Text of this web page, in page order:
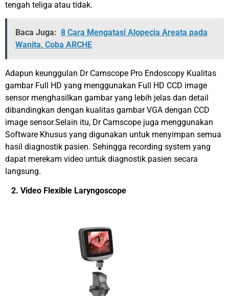
tengah teliga atau tidak.
Baca Juga: 8 Cara Mengatasi Alopecia Areata pada
Wanita, Coba ARCHE
Adapun keunggulan Dr Camscope Pro Endoscopy Kualitas
gambar Full HD yang menggunakan Full HD CCD image
sensor menghasilkan gambar yang lebih jelas dan detail
dibandingkan dengan kualitas gambar VGA dengan CCD
image sensor.Selain itu, Dr Camscope juga menggunakan
Software Khusus yang digunakan untuk menyimpan semua
hasil diagnostik pasien. Sehingga recording system yang
dapat merekam video untuk diagnostik pasien secara
langsung.
2. Video Flexible Laryngoscope